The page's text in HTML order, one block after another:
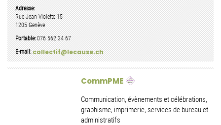
Adresse:
Rue Jean-Violette 15
1205 Genève
Portable:076 562 34 67
E-mail:collectif@lecause.ch
CommPME
Communication, évènements et célébrations,
graphisme, imprimerie, services de bureau et
administratifs